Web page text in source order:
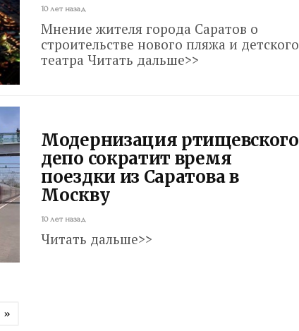
10 лет назад
Мнение жителя города Саратов о
строительстве нового пляжа и детского
театра Читать дальше>>
Модернизация ртищевского
депо сократит время
поездки из Саратова в
Москву
10 лет назад
Читать дальше>>
»